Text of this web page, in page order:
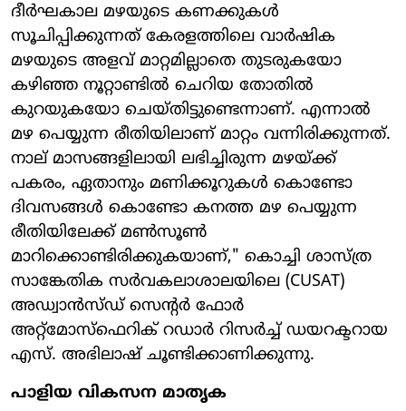
ദീർഘകാല മഴയുടെ കണക്കുകൾ
സൂചിപ്പിക്കുന്നത് കേരളത്തിലെ വാർഷിക
മഴയുടെ അളവ് മാറ്റമില്ലാതെ തുടരുകയോ
കഴിഞ്ഞ നൂറ്റാണ്ടിൽ ചെറിയ തോതിൽ
കുറയുകയോ ചെയ്തിട്ടുണ്ടെന്നാണ്. എന്നാൽ
മഴ പെയ്യുന്ന രീതിയിലാണ് മാറ്റം വന്നിരിക്കുന്നത്.
നാല് മാസങ്ങളിലായി ലഭിച്ചിരുന്ന മഴയ്ക്ക്
പകരം, ഏതാനും മണിക്കൂറുകൾ കൊണ്ടോ
ദിവസങ്ങൾ കൊണ്ടോ കനത്ത മഴ പെയ്യുന്ന
രീതിയിലേക്ക് മൺസൂൺ
മാറിക്കൊണ്ടിരിക്കുകയാണ്," കൊച്ചി ശാസ്ത്ര
സാങ്കേതിക സർവകലാശാലയിലെ (CUSAT)
അഡ്വാൻസ്ഡ് സെന്റർ ഫോർ
അറ്റ്മോസ്ഫെറിക് റഡാർ റിസർച്ച് ഡയറക്ടറായ
എസ്. അഭിലാഷ് ചൂണ്ടിക്കാണിക്കുന്നു.
പാളിയ വികസന മാതൃക